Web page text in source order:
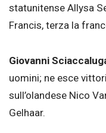
statunitense Allysa
Francis, terza la
Giovanni
uomini; ne esce
sull’olandese Nico
Gelhaar.